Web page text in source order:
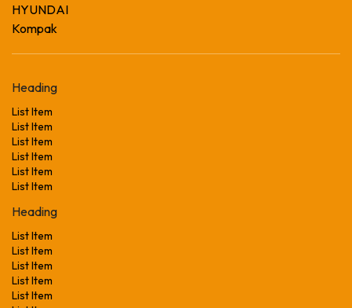
HYUNDAI
Kompak
Heading
List Item
List Item
List Item
List Item
List Item
List Item
Heading
List Item
List Item
List Item
List Item
List Item